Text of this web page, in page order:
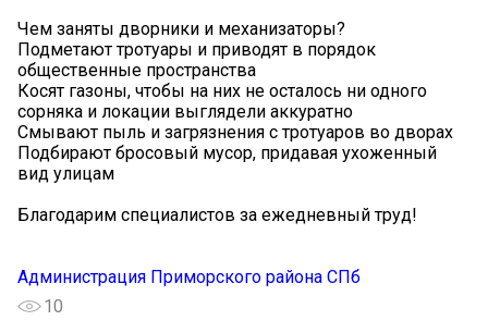
Чем заняты дворники и механизаторы?
Подметают тротуары и приводят в порядок
общественные пространства
Косят газоны, чтобы на них не осталось ни одного
сорняка и локации выглядели аккуратно
Смывают пыль и загрязнения с тротуаров во дворах
Подбирают бросовый мусор, придавая ухоженный
вид улицам
Благодарим специалистов за ежедневный труд!
Администрация Приморского района СПб
10